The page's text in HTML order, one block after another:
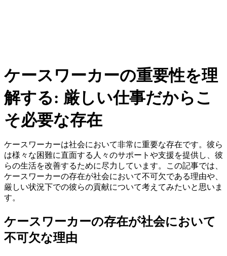
ケースワーカーの重要性を理
解する: 厳しい仕事だからこ
そ必要な存在
ケースワーカーは社会において非常に重要な存在です。彼ら
は様々な困難に直面する人々のサポートや支援を提供し、彼
らの生活を改善するために尽力しています。この記事では、
ケースワーカーの存在が社会において不可欠である理由や、
厳しい状況下での彼らの貢献について考えてみたいと思いま
す。
ケースワーカーの存在が社会において
不可欠な理由